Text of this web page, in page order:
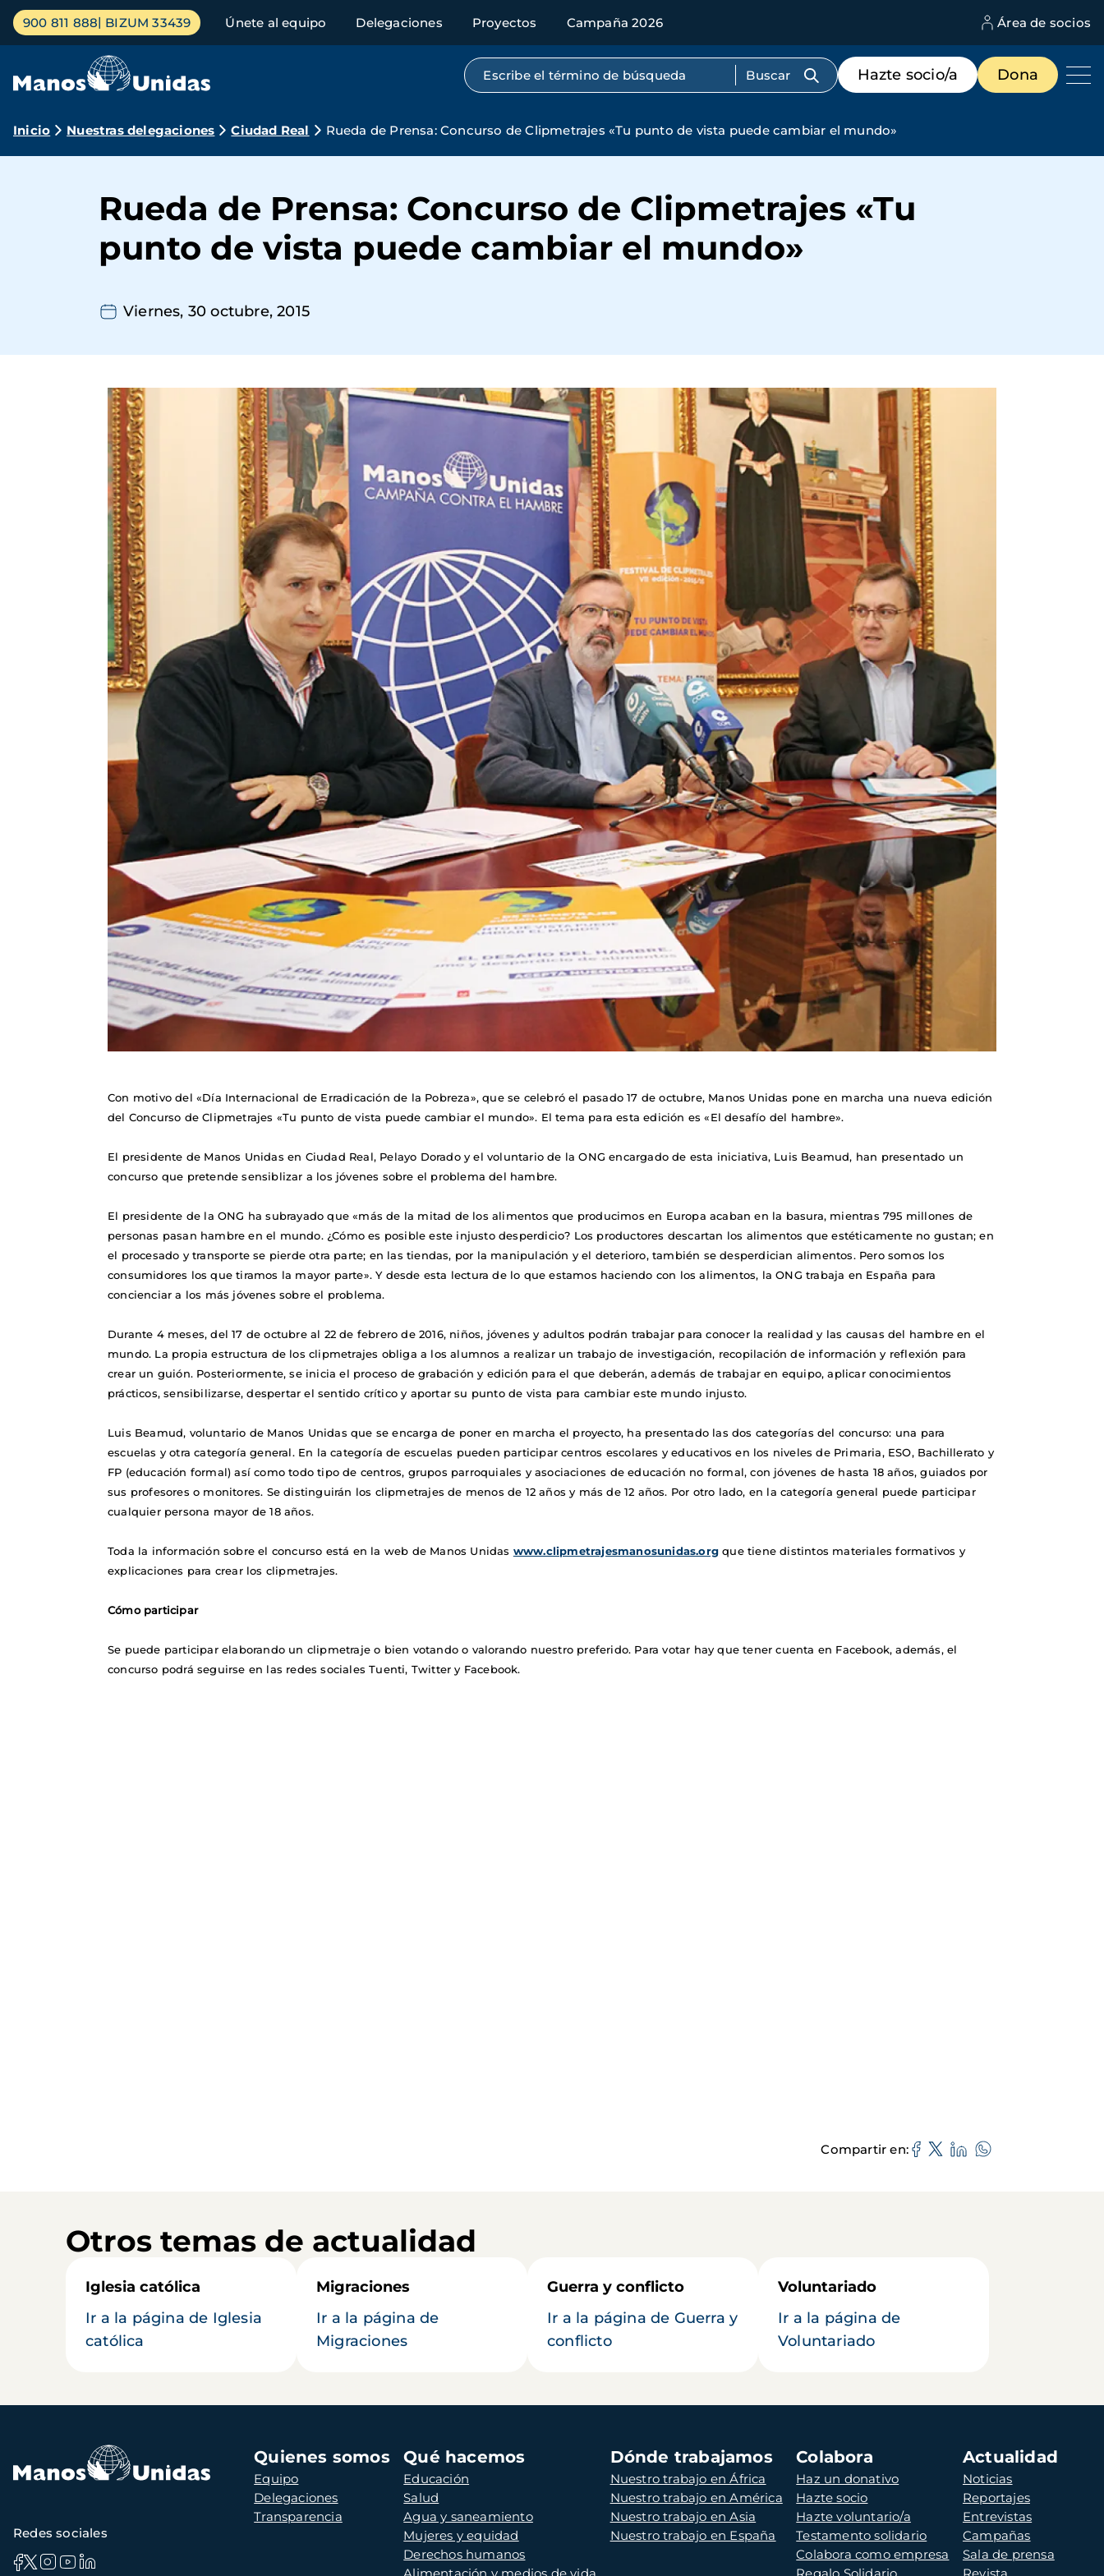
Pasar
contenido
Menú
principal
900 811 888 BIZUM 33439 Únete al equipo Delegaciones Proyectos Campaña 2026 Área de socios
Búsqueda por texto completo
Menú
de
destacados
Hazte socio/a Dona
Ruta
navegación
Inicio Nuestras delegaciones Ciudad Real Rueda de Prensa: Concurso de Clipmetrajes «Tu punto de vista puede cambiar el mundo»
Rueda de Prensa: Concurso de Clipmetrajes «Tu
punto de vista puede cambiar el mundo»
Viernes, 30 octubre, 2015
Con motivo del «Día Internacional de Erradicación de la Pobreza», que se celebró el pasado 17 de octubre, Manos Unidas pone en marcha una nueva edición
del Concurso de Clipmetrajes «Tu punto de vista puede cambiar el mundo». El tema para esta edición es «El desafío del hambre».
El presidente de Manos Unidas en Ciudad Real, Pelayo Dorado y el voluntario de la ONG encargado de esta iniciativa, Luis Beamud, han presentado un
concurso que pretende sensiblizar a los jóvenes sobre el problema del hambre.
El presidente de la ONG ha subrayado que «más de la mitad de los alimentos que producimos en Europa acaban en la basura, mientras 795 millones de
personas pasan hambre en el mundo. ¿Cómo es posible este injusto desperdicio? Los productores descartan los alimentos que estéticamente no gustan; en
el procesado y transporte se pierde otra parte; en las tiendas, por la manipulación y el deterioro, también se desperdician alimentos. Pero somos los
consumidores los que tiramos la mayor parte». Y desde esta lectura de lo que estamos haciendo con los alimentos, la ONG trabaja en España para
concienciar a los más jóvenes sobre el problema.
Durante 4 meses, del 17 de octubre al 22 de febrero de 2016, niños, jóvenes y adultos podrán trabajar para conocer la realidad y las causas del hambre en el
mundo. La propia estructura de los clipmetrajes obliga a los alumnos a realizar un trabajo de investigación, recopilación de información y reflexión para
crear un guión. Posteriormente, se inicia el proceso de grabación y edición para el que deberán, además de trabajar en equipo, aplicar conocimientos
prácticos, sensibilizarse, despertar el sentido crítico y aportar su punto de vista para cambiar este mundo injusto.
Luis Beamud, voluntario de Manos Unidas que se encarga de poner en marcha el proyecto, ha presentado las dos categorías del concurso: una para
escuelas y otra categoría general. En la categoría de escuelas pueden participar centros escolares y educativos en los niveles de Primaria, ESO, Bachillerato y
FP (educación formal) así como todo tipo de centros, grupos parroquiales y asociaciones de educación no formal, con jóvenes de hasta 18 años, guiados por
sus profesores o monitores. Se distinguirán los clipmetrajes de menos de 12 años y más de 12 años. Por otro lado, en la categoría general puede participar
cualquier persona mayor de 18 años.
Toda la información sobre el concurso está en la web de Manos Unidas www.clipmetrajesmanosunidas.org que tiene distintos materiales formativos y
explicaciones para crear los clipmetrajes.
Cómo participar
Se puede participar elaborando un clipmetraje o bien votando o valorando nuestro preferido. Para votar hay que tener cuenta en Facebook, además, el
concurso podrá seguirse en las redes sociales Tuenti, Twitter y Facebook.
Compartir en
Otros temas de actualidad
Iglesia católica
Ir a la página de Iglesia
católica
Migraciones
Ir a la página de
Migraciones
Guerra y conflicto
Ir a la página de Guerra y
conflicto
Voluntariado
Ir a la página de
Voluntariado
Navegación
principal
Quienes somos
Equipo
Delegaciones
Transparencia
Qué hacemos
Educación
Salud
Agua y saneamiento
Mujeres y equidad
Derechos humanos
Dónde trabajamos
Nuestro trabajo en África
Nuestro trabajo en América
Nuestro trabajo en Asia
Nuestro trabajo en España
Colabora
Haz un donativo
Hazte socio
Hazte voluntario/a
Testamento solidario
Colabora como empresa
Actualidad
Noticias
Reportajes
Entrevistas
Campañas
Sala de prensa
Redes sociales